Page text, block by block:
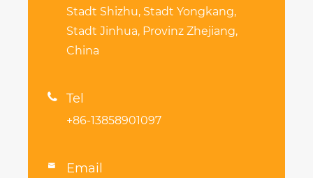
Stadt Shizhu, Stadt Yongkang,
Stadt Jinhua, Provinz Zhejiang,
China
 Tel
+86-13858901097
 Email